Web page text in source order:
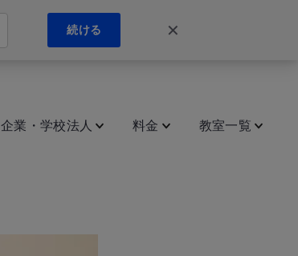
続ける ✕
企業・学校法人 料金 教室一覧